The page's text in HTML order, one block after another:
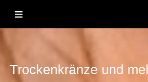
content
≡
Trockenkränze und